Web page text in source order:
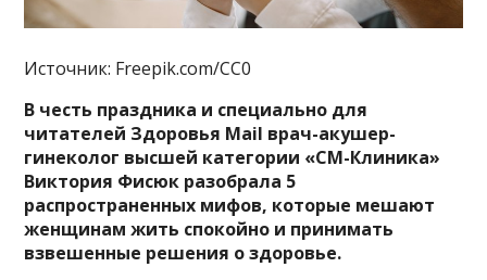
Источник: Freepik.com/CC0
В честь праздника и специально для
читателей Здоровья Mail врач-акушер-
гинеколог высшей категории «СМ-Клиника»
Виктория Фисюк разобрала 5
распространенных мифов, которые мешают
женщинам жить спокойно и принимать
взвешенные решения о здоровье.